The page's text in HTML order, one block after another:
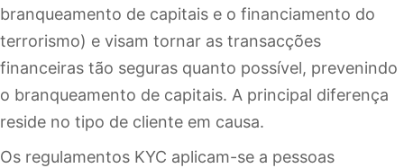
branqueamento de capitais e o financiamento do
terrorismo) e visam tornar as transacções
financeiras tão seguras quanto possível, prevenindo
o branqueamento de capitais. A principal diferença
reside no tipo de cliente em causa.
Os regulamentos KYC aplicam-se a pessoas